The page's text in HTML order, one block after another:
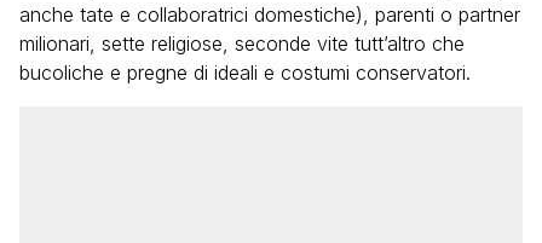
anche tate e collaboratrici domestiche), parenti o partner
milionari, sette religiose, seconde vite tutt’altro che
bucoliche e pregne di ideali e costumi conservatori.